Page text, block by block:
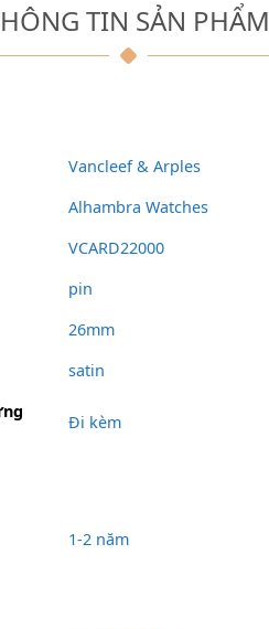
TIN SẢN PHẨM
Vancleef & Arples
Alhambra Watches
VCARD22000
pin
26mm
satin
Đi kèm
1-2 năm